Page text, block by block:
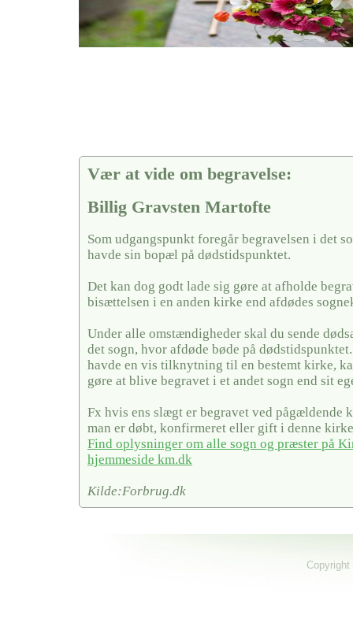
vi hjælper i alle faser af begravelsel
Vær at vide om begravelse:
Billig Gravsten Martofte
Som udgangspunkt foregår begravelsen i det
havde sin bopæl på dødstidspunktet.
Det kan dog godt lade sig gøre at afholde
bisættelsen i en anden kirke end afdødes
Under alle omstændigheder skal du sende
det sogn, hvor afdøde bøde på
havde en vis tilknytning til en bestemt kirke,
gøre at blive begravet i et andet sogn end sit
Fx hvis ens slægt er begravet ved pågældende
man er døbt, konfirmeret eller gift i denne
Find oplysninger om alle sogn og præster på
hjemmeside km.dk
Kilde:Forbrug.dk